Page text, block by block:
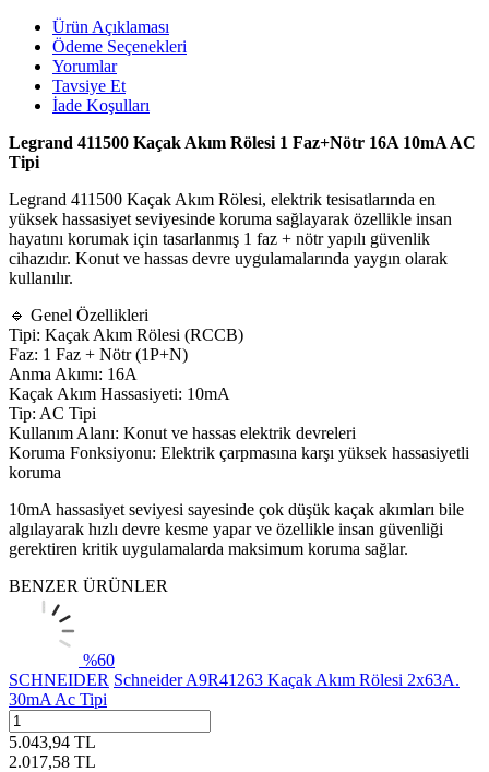
Ürün Açıklaması
Ödeme Seçenekleri
Yorumlar
Tavsiye Et
İade Koşulları
Legrand 411500 Kaçak Akım Rölesi 1 Faz+Nötr 16A 10mA AC
Tipi
Legrand 411500 Kaçak Akım Rölesi, elektrik tesisatlarında en
yüksek hassasiyet seviyesinde koruma sağlayarak özellikle insan
hayatını korumak için tasarlanmış 1 faz + nötr yapılı güvenlik
cihazıdır. Konut ve hassas devre uygulamalarında yaygın olarak
kullanılır.
🔹 Genel Özellikleri
Tipi: Kaçak Akım Rölesi (RCCB)
Faz: 1 Faz + Nötr (1P+N)
Anma Akımı: 16A
Kaçak Akım Hassasiyeti: 10mA
Tip: AC Tipi
Kullanım Alanı: Konut ve hassas elektrik devreleri
Koruma Fonksiyonu: Elektrik çarpmasına karşı yüksek hassasiyetli
koruma
10mA hassasiyet seviyesi sayesinde çok düşük kaçak akımları bile
algılayarak hızlı devre kesme yapar ve özellikle insan güvenliği
gerektiren kritik uygulamalarda maksimum koruma sağlar.
BENZER ÜRÜNLER
%60
SCHNEIDER Schneider A9R41263 Kaçak Akım Rölesi 2x63A.
30mA Ac Tipi
5.043,94 TL
2.017,58 TL